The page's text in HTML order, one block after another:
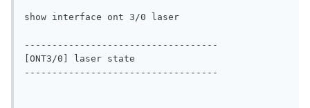
show interface ont 3/0 laser
-----------------------------------
[ONT3/0] laser state
-----------------------------------